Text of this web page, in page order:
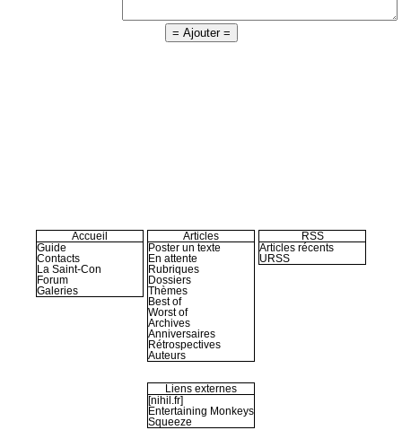
Accueil
Guide
Contacts
La Saint-Con
Forum
Galeries
Articles
Poster un texte
En attente
Rubriques
Dossiers
Thèmes
Best of
Worst of
Archives
Anniversaires
Rétrospectives
Auteurs
RSS
Articles récents
URSS
Liens externes
[nihil.fr]
Entertaining Monkeys
Squeeze